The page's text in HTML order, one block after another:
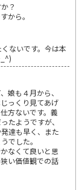
？
から。
ないです。今は本
娘も４月から、
っくり見てあげ
方ないです。義
たようですが、
達も早く、また
でした。
なくて良いと思
い価値観での話